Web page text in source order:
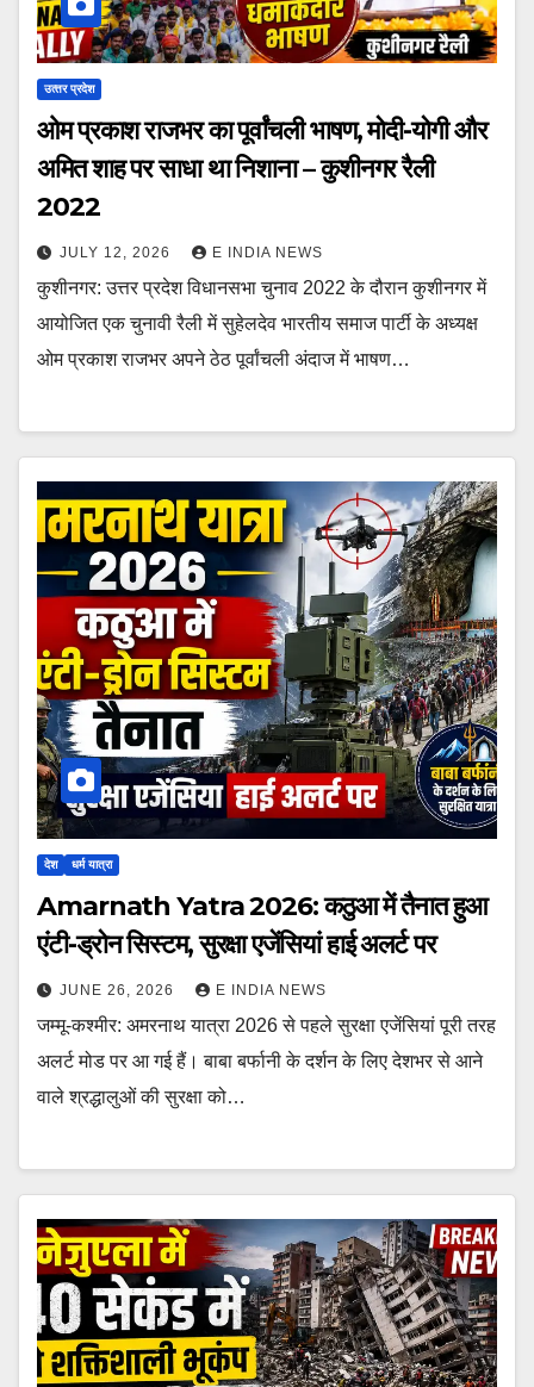
उत्‍तर प्रदेश
ओम प्रकाश राजभर का पूर्वांचली भाषण, मोदी-योगी और
अमित शाह पर साधा था निशाना – कुशीनगर रैली
2022
JULY 12, 2026 E INDIA NEWS
कुशीनगर: उत्तर प्रदेश विधानसभा चुनाव 2022 के दौरान कुशीनगर में
आयोजित एक चुनावी रैली में सुहेलदेव भारतीय समाज पार्टी के अध्यक्ष
ओम प्रकाश राजभर अपने ठेठ पूर्वांचली अंदाज में भाषण…
देश धर्म यात्रा
Amarnath Yatra 2026: कठुआ में तैनात हुआ
एंटी-ड्रोन सिस्टम, सुरक्षा एजेंसियां हाई अलर्ट पर
JUNE 26, 2026 E INDIA NEWS
जम्मू-कश्मीर: अमरनाथ यात्रा 2026 से पहले सुरक्षा एजेंसियां पूरी तरह
अलर्ट मोड पर आ गई हैं। बाबा बर्फानी के दर्शन के लिए देशभर से आने
वाले श्रद्धालुओं की सुरक्षा को…